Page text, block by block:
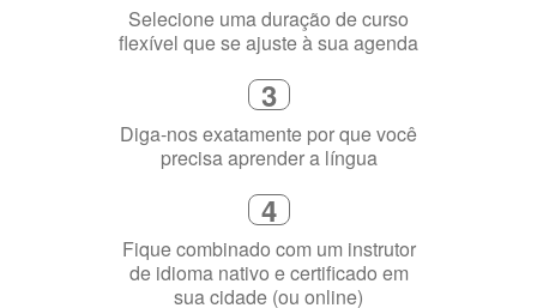
3
Diga-nos exatamente por que você
precisa aprender a língua
4
Fique combinado com um instrutor
de idioma nativo e certificado em
sua cidade (ou online)
5